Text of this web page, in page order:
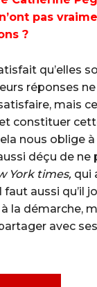
pas
?
qu’elles
réponses
mais
constituer
nous oblige
déçu de ne
York times, qui
faut aussi qu’il
la démarche,
avec